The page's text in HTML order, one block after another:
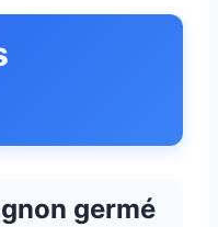
germé